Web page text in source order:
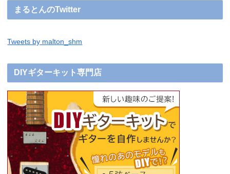
まるとんのTwitter
Tweets by malton_shm
DIYギターキット専門店